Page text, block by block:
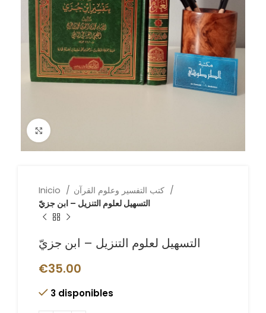
Inicio
التسهيل لعلوم التنزيل – ابن جزيّ
التسهيل لعلوم التنزيل – ابن جزيّ
€35.00
3 disponibles